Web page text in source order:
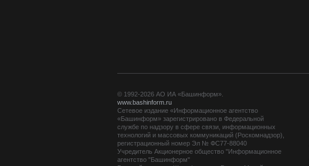
© 1992-2026 АО ИА «Башинформ».
www.bashinform.ru
Сетевое издание «Информационное агентство
«Башинформ» зарегистрировано в Федеральной
службе по надзору в сфере связи, информационных
технологий и массовых коммуникаций (Роскомнадзор),
регистрационный номер Эл № ФС77-88040
Учредитель Акционерное общество "Информационное
агентство "Башинформ"